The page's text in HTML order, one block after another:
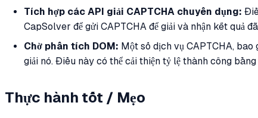
Tích hợp các API giải CAPTCHA chuyên dụng:
CapSolver để gửi CAPTCHA để giải và nhận kết quả
Chờ phân tích DOM: Một số dịch vụ CAPTCHA,
giải nó. Điều này có thể cải thiện tỷ lệ thành công
Thực hành tốt / Mẹo